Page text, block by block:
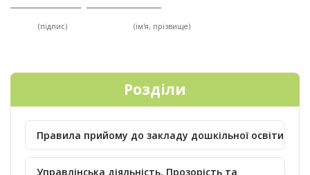
(підпис) (ім'я, прізвище)
Розділи
Правила прийому до закладу дошкільної освіти
Управлінська діяльність. Прозорість та